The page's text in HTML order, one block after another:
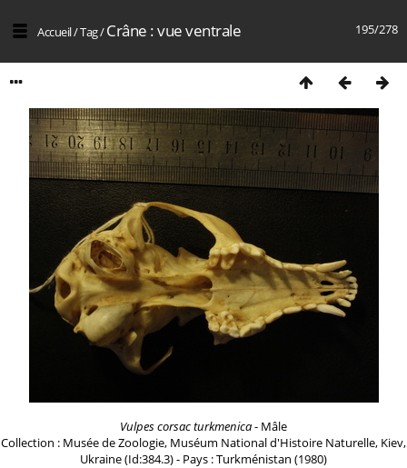
195/278
Accueil/Tag/Crâne : vue ventrale
Vulpes corsac turkmenica- Mâle
Collection : Musée de Zoologie, Muséum National d'Histoire Naturelle, Kiev,
Ukraine (Id:384.3) - Pays : Turkménistan (1980)